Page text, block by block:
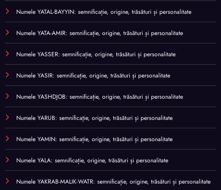
Numele YATAL-BAYYIN: semnificație, origine, trăsături și personalitate
Numele YATA-AMIR: semnificație, origine, trăsături și personalitate
Numele YASSER: semnificație, origine, trăsături și personalitate
Numele YASIR: semnificație, origine, trăsături și personalitate
Numele YASHDJOB: semnificație, origine, trăsături și personalitate
Numele YARUB: semnificație, origine, trăsături și personalitate
Numele YAMIN: semnificație, origine, trăsături și personalitate
Numele YALA: semnificație, origine, trăsături și personalitate
Numele YAKRAB-MALIK-WATR: semnificație, origine, trăsături și personalitate